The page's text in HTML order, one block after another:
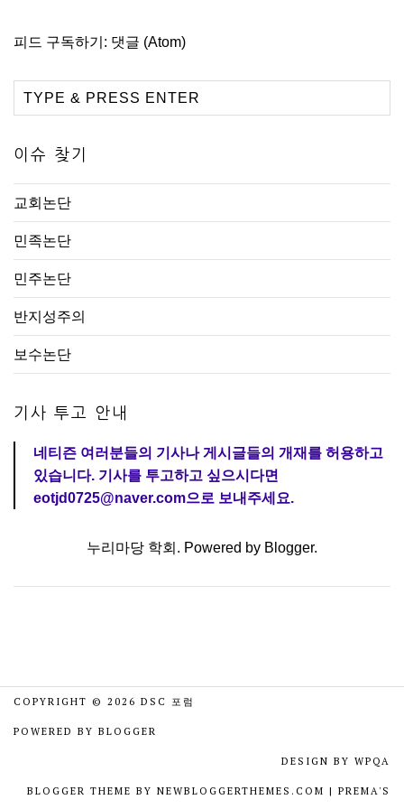
피드 구독하기: 댓글 (Atom)
이슈 찾기
교회논단
민족논단
민주논단
반지성주의
보수논단
기사 투고 안내
네티즌 여러분들의 기사나 게시글들의 개재를 허용하고
있습니다. 기사를 투고하고 싶으시다면
eotjd0725@naver.com으로 보내주세요.
누리마당 학회. Powered by Blogger.
COPYRIGHT © 2026 DSC 포럼
POWERED BY BLOGGER
DESIGN BY WPQA
BLOGGER THEME BY NEWBLOGGERTHEMES.COM | PREMA'S